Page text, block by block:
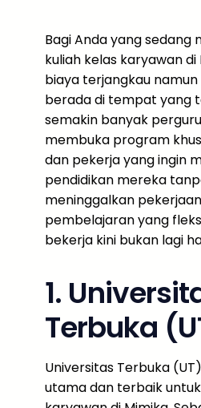
Bagi Anda yang sedang
kuliah kelas karyawan
biaya terjangkau
berada di tempat yang
semakin banyak
membuka program
dan pekerja yang ingin
pendidikan mereka
meninggalkan
pembelajaran yang
bekerja kini bukan lagi
1.
Terbuka
Universitas Terbuka
utama dan terbaik